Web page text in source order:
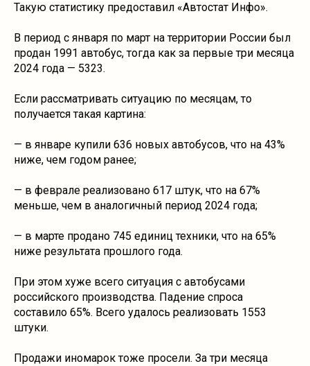
Такую статистику предоставил «Автостат Инфо».
В период с января по март на территории России был
продан 1991 автобус, тогда как за первые три месяца
2024 года — 5323.
Если рассматривать ситуацию по месяцам, то
получается такая картина:
— в январе купили 636 новых автобусов, что на 43%
ниже, чем годом ранее;
— в феврале реализовано 617 штук, что на 67%
меньше, чем в аналогичный период 2024 года;
— в марте продано 745 единиц техники, что на 65%
ниже результата прошлого года.
При этом хуже всего ситуация с автобусами
российского производства. Падение спроса
составило 65%. Всего удалось реализовать 1553
штуки.
Продажи иномарок тоже просели. За три месяца